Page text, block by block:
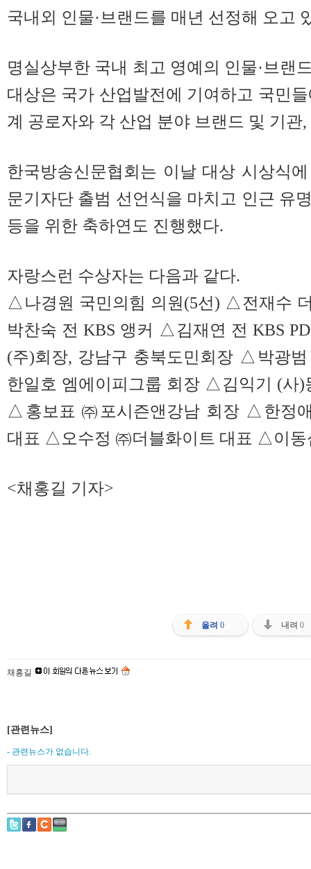
국내외 인물·브랜드를 매년 선정해 오고
명실상부한 국내 최고 영예의 인물·브랜
대상은 국가 산업발전에 기여하고 국민
계 공로자와 각 산업 분야 브랜드 및 기관
한국방송신문협회는 이날 대상 시상식
문기자단 출범 선언식을 마치고 인근 유
등을 위한 축하연도 진행했다.
자랑스런 수상자는 다음과 같다.
△나경원 국민의힘 의원(5선) △전재수
박찬숙 전 KBS 앵커 △김재연 전 KBS
(주)회장, 강남구 충북도민회장 △박광
한일호 엠에이피그룹 회장 △김익기 (사)
△홍보표 ㈜포시즌앤강남 회장 △한정
대표 △오수정 ㈜더블화이트 대표 △이동
<채홍길 기자>
올려 0 내려 0
채홍길
[관련뉴스]
- 관련뉴스가 없습니다.